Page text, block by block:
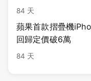
84 天
蘋果首款摺疊機
回歸定價破6萬
84 天